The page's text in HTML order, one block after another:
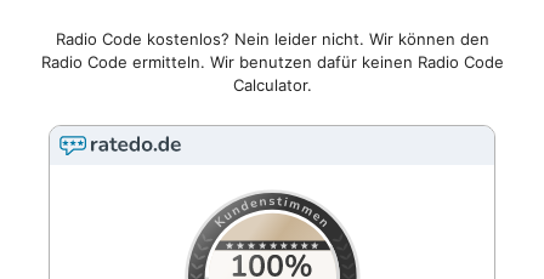
Radio Code kostenlos? Nein leider nicht. Wir können den
Radio Code ermitteln. Wir benutzen dafür keinen Radio Code
Calculator.